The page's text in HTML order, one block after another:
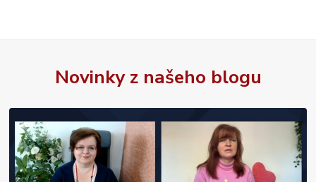
Novinky z našeho blogu